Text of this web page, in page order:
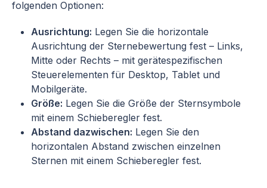
folgenden Optionen:
Ausrichtung: Legen Sie die horizontale
Ausrichtung der Sternebewertung fest – Links,
Mitte oder Rechts – mit gerätespezifischen
Steuerelementen für Desktop, Tablet und
Mobilgeräte.
Größe: Legen Sie die Größe der Sternsymbole
mit einem Schieberegler fest.
Abstand dazwischen: Legen Sie den
horizontalen Abstand zwischen einzelnen
Sternen mit einem Schieberegler fest.